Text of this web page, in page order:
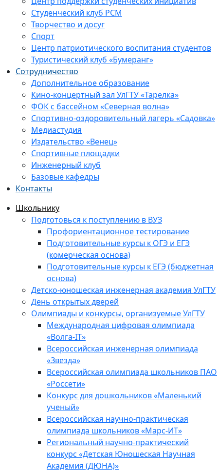
Студенческий клуб РСМ
Творчество и досуг
Спорт
Центр патриотического воспитания студентов
Туристический клуб «Бумеранг»
Сотрудничество
Дополнительное образование
Кино-концертный зал УлГТУ «Тарелка»
ФОК с бассейном «Северная волна»
Спортивно-оздоровительный лагерь «Садовка»
Медиастудия
Издательство «Венец»
Спортивные площадки
Инженерный клуб
Базовые кафедры
Контакты
Школьнику
Подготовься к поступлению в ВУЗ
Профориентационное тестирование
Подготовительные курсы к ОГЭ и ЕГЭ
(комерческая основа)
Подготовительные курсы к ЕГЭ (бюджетная
основа)
Детско-юношеская инженерная академия УлГТУ
День открытых дверей
Олимпиады и конкурсы, организуемые УлГТУ
Международная цифровая олимпиада
«Волга-IT»
Всероссийская инженерная олимпиада
«Звезда»
Всероссийская олимпиада школьников ПАО
«Россети»
Конкурс для дошкольников «Маленький
ученый»
Всероссийская научно-практическая
олимпиада школьников «Марс-ИТ»
Региональный научно-практический
конкурс «Детская Юношеская Научная
Академия (ДЮНА)»